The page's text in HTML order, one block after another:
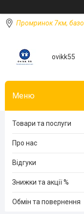
Промринок 7км,
ovikk55
Товари та послуги
Про нас
Відгуки
Знижки та акції %
Обмін та повернення